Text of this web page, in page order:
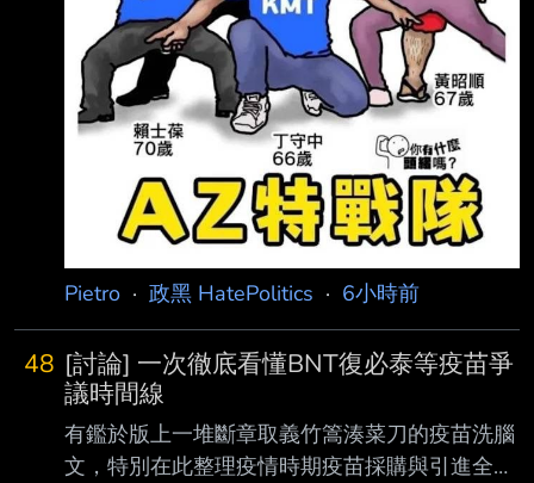
Pietro · 政黑 HatePolitics · 6小時前
48 [討論] 一次徹底看懂BNT復必泰等疫苗爭
議時間線
有鑑於版上一堆斷章取義竹篙湊菜刀的疫苗洗腦
文，特別在此整理疫情時期疫苗採購與引進全時